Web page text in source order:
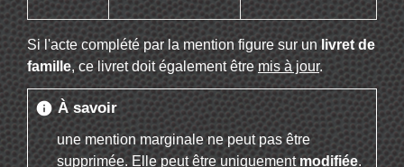
Si l'acte complété par la mention figure sur unlivret de
famille, ce livret doit également être mis à jour.
infoÀ savoir
une mention marginale ne peut pas être
supprimée. Elle peut être uniquementmodifiée.